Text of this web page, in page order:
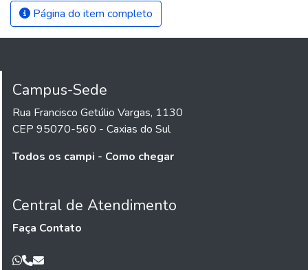
Página do item completo
Campus-Sede
Rua Francisco Getúlio Vargas, 1130
CEP 95070-560 - Caxias do Sul
Todos os campi - Como chegar
Central de Atendimento
Faça Contato